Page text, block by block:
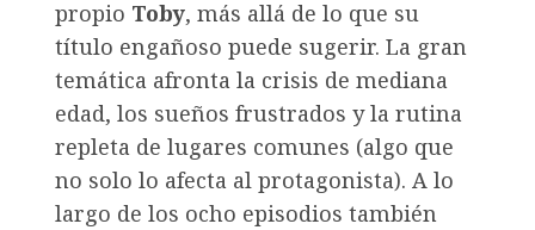
propio Toby, más allá de lo que su
título engañoso puede sugerir. La gran
temática afronta la crisis de mediana
edad, los sueños frustrados y la rutina
repleta de lugares comunes (algo que
no solo lo afecta al protagonista). A lo
largo de los ocho episodios también